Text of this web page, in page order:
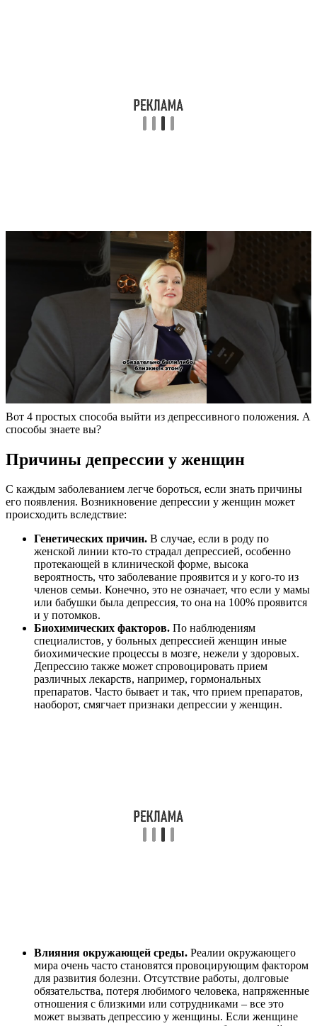
Вот 4 простых способа выйти из депрессивного положения. А
способы знаете вы?
Причины депрессии у женщин
С каждым заболеванием легче бороться, если знать причины
его появления. Возникновение депрессии у женщин может
происходить вследствие:
Генетических причин. В случае, если в роду по
женской линии кто-то страдал депрессией, особенно
протекающей в клинической форме, высока
вероятность, что заболевание проявится и у кого-то из
членов семьи. Конечно, это не означает, что если у мамы
или бабушки была депрессия, то она на 100% проявится
и у потомков.
Биохимических факторов. По наблюдениям
специалистов, у больных депрессией женщин иные
биохимические процессы в мозге, нежели у здоровых.
Депрессию также может спровоцировать прием
различных лекарств, например, гормональных
препаратов. Часто бывает и так, что прием препаратов,
наоборот, смягчает признаки депрессии у женщин.
Влияния окружающей среды. Реалии окружающего
мира очень часто становятся провоцирующим фактором
для развития болезни. Отсутствие работы, долговые
обязательства, потеря любимого человека, напряженные
отношения с близкими или сотрудниками – все это
может вызвать депрессию у женщины. Если женщине